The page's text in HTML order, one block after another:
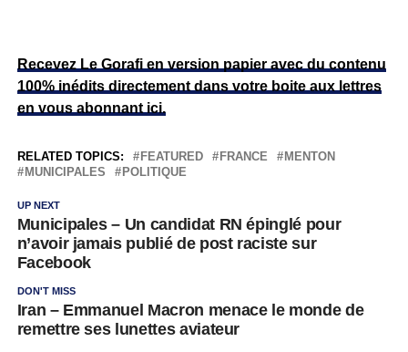
Recevez Le Gorafi en version papier avec du contenu
100% inédits directement dans votre boite aux lettres
en vous abonnant ici.
RELATED TOPICS: FEATURED FRANCE
MENTON
MUNICIPALES
POLITIQUE
UP NEXT
Municipales – Un candidat RN épinglé pour
n’avoir jamais publié de post raciste sur
Facebook
DON'T MISS
Iran – Emmanuel Macron menace le monde de
remettre ses lunettes aviateur